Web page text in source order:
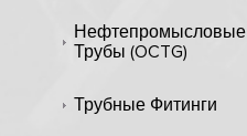
Нефтепромысловые
Трубы (OCTG)
Трубные Фитинги